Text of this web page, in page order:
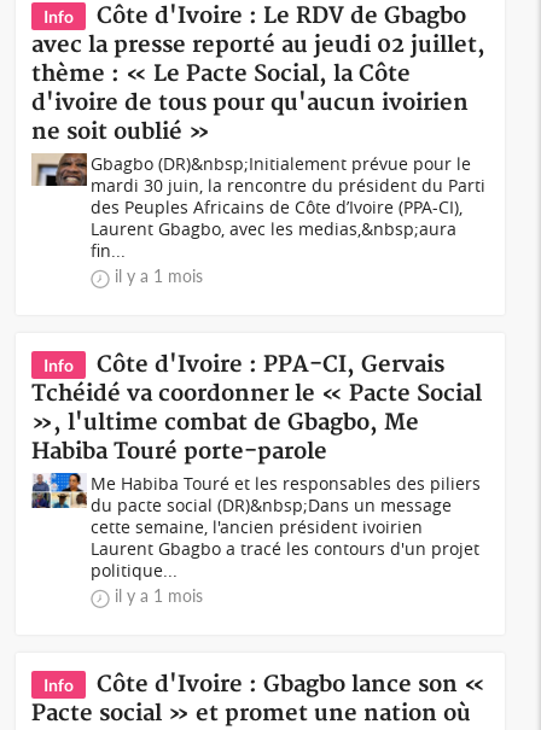
Info
Côte d'Ivoire : Le RDV de Gbagbo
avec la presse reporté au jeudi 02 juillet,
thème : « Le Pacte Social, la Côte
d'ivoire de tous pour qu'aucun ivoirien
ne soit oublié »
Gbagbo (DR)&nbsp;Initialement prévue pour le
mardi 30 juin, la rencontre du président du Parti
des Peuples Africains de Côte d’Ivoire (PPA-CI),
Laurent Gbagbo, avec les medias,&nbsp;aura
fin...
il y a 1 mois
Info
Côte d'Ivoire : PPA-CI, Gervais
Tchéidé va coordonner le « Pacte Social
», l'ultime combat de Gbagbo, Me
Habiba Touré porte-parole
Me Habiba Touré et les responsables des piliers
du pacte social (DR)&nbsp;Dans un message
cette semaine, l'ancien président ivoirien
Laurent Gbagbo a tracé les contours d'un projet
politique...
il y a 1 mois
Info
Côte d'Ivoire : Gbagbo lance son «
Pacte social » et promet une nation où